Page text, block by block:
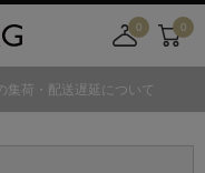
0
舗
0
集荷・配送遅延について